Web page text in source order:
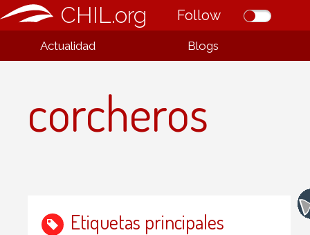
CHIL.org Follow
Actualidad Blogs
corcheros
Etiquetas principales